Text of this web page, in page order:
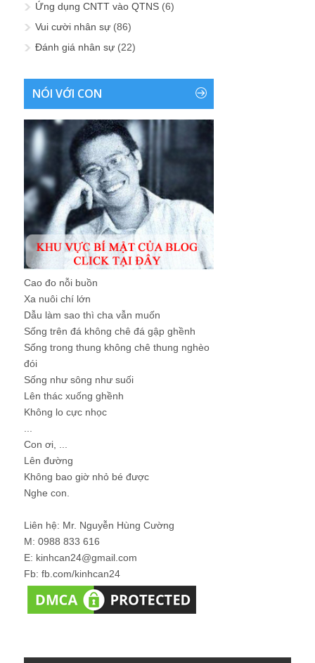
Ứng dụng CNTT vào QTNS (6)
Vui cười nhân sự (86)
Đánh giá nhân sự (22)
NÓI VỚI CON
Cao đo nỗi buồn
Xa nuôi chí lớn
Dẫu làm sao thì cha vẫn muốn
Sống trên đá không chê đá gập ghềnh
Sống trong thung không chê thung nghèo
đói
Sống như sông như suối
Lên thác xuống ghềnh
Không lo cực nhọc
Con ơi, ...
Lên đường
Không bao giờ nhỏ bé được
Nghe con.
Liên hệ: Mr. Nguyễn Hùng Cường
M: 0988 833 616
E: kinhcan24@gmail.com
Fb: fb.com/kinhcan24